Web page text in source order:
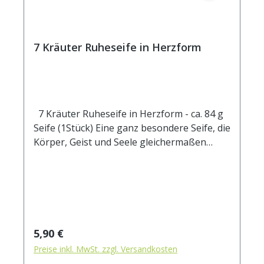
7 Kräuter Ruheseife in Herzform
7 Kräuter Ruheseife in Herzform - ca. 84 g
Seife (1Stück) Eine ganz besondere Seife, die
Körper, Geist und Seele gleichermaßen
und Holunder fördern die Erholung.
Glyzerinseife mit Kräutern in
Arzneibuchqualität und einer Komposition
Regulärer Preis:
5,90 €
Preise inkl. MwSt. zzgl. Versandkosten